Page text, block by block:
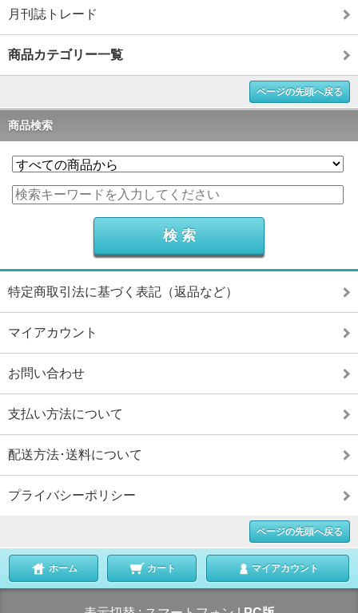
月刊誌トレード
商品カテゴリー一覧
ページの先頭へ戻る
商品検索
特定商取引法に基づく表記（返品など）
マイアカウント
お問い合わせ
支払い方法について
配送方法･送料について
プライバシーポリシー
ページの先頭へ戻る
ホーム カート マイアカウント